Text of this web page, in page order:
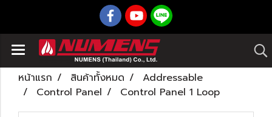
หน้าแรก สินค้าทั้งหมด
Addressable
Control Panel
Control Panel 1 Loop